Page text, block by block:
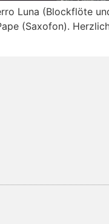
Luna (Blockflöte
(Saxofon).